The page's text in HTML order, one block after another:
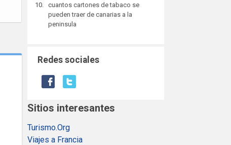
cuantos cartones de tabaco se
pueden traer de canarias a la
peninsula
Redes sociales
Sitios interesantes
Turismo.Org
Viajes a Francia